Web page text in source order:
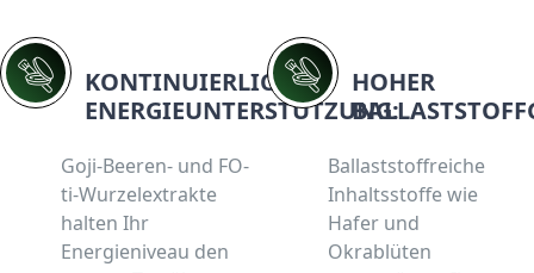
KONTINUIERLICHE
ENERGIEUNTERSTÜTZUNG:
Goji-Beeren- und FO-
ti-Wurzelextrakte
halten Ihr
Energieniveau den
HOHER
Ballaststoffreiche
Inhaltsstoffe wie
Hafer und
Okrablüten